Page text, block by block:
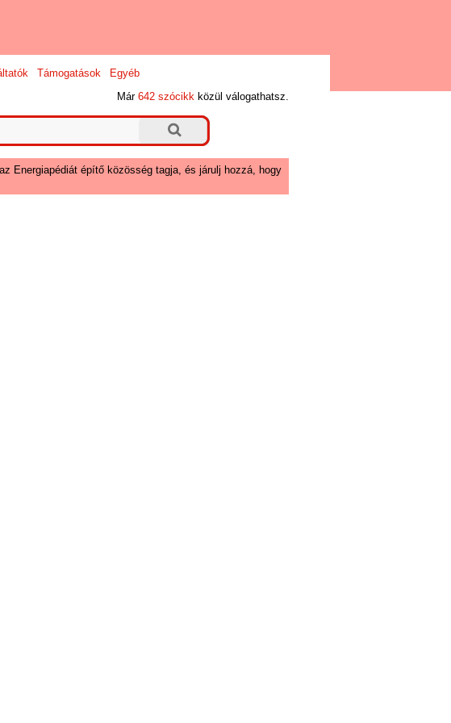
Támogatások
Egyéb
Már642 szócikk közül válogathatsz.
Energiapédiát építő közösség tagja, és járulj hozzá, hogy